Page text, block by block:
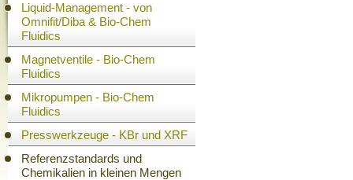
Liquid-Management - von
Omnifit/Diba & Bio-Chem
Fluidics
Magnetventile - Bio-Chem
Fluidics
Mikropumpen - Bio-Chem
Fluidics
Presswerkzeuge - KBr und XRF
Referenzstandards und
Chemikalien in kleinen Mengen